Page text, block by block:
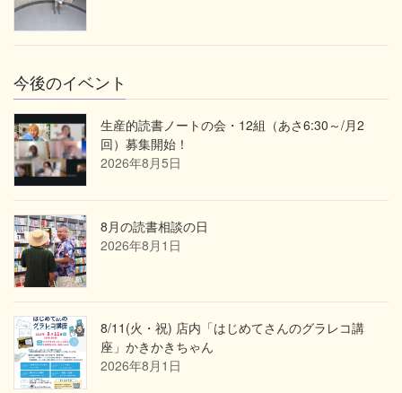
今後のイベント
生産的読書ノートの会・12組（あさ6:30～/月2
回）募集開始！
2026年8月5日
8月の読書相談の日
2026年8月1日
8/11(火・祝) 店内「はじめてさんのグラレコ講
座」かきかきちゃん
2026年8月1日